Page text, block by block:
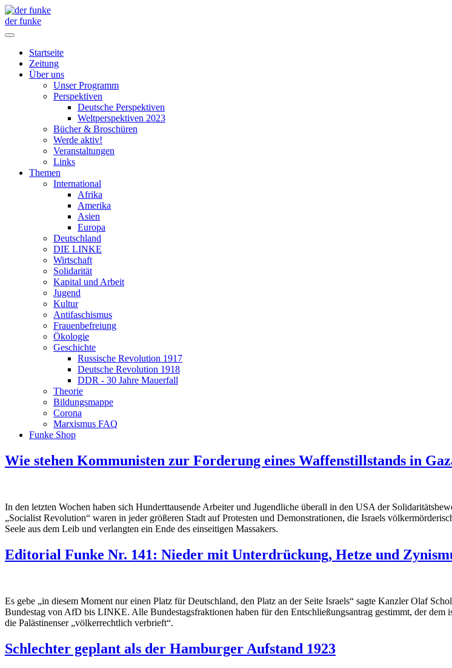
der funke
Startseite
Zeitung
Über uns
Unser Programm
Perspektiven
Deutsche Perspektiven
Weltperspektiven 2023
Bücher & Broschüren
Werde aktiv!
Veranstaltungen
Links
Themen
International
Afrika
Amerika
Asien
Europa
Deutschland
DIE LINKE
Wirtschaft
Solidarität
Kapital und Arbeit
Jugend
Kultur
Antifaschismus
Frauenbefreiung
Ökologie
Geschichte
Russische Revolution 1917
Deutsche Revolution 1918
DDR - 30 Jahre Mauerfall
Theorie
Bildungsmappe
Corona
Marxismus FAQ
Funke Shop
Wie stehen Kommunisten zur Forderung eines Waffenstillstands in
In den letzten Wochen haben sich Hunderttausende Arbeiter und Jugendliche überall in den USA der
„Socialist Revolution“ waren in jeder größeren Stadt auf Protesten und Demonstrationen, die Israels
Seele aus dem Leib und verlangten ein Ende des einseitigen Massakers.
Editorial Funke Nr. 141: Nieder mit Unterdrückung, Hetze und
Es gebe „in diesem Moment nur einen Platz für Deutschland, den Platz an der Seite Israels“ sagte Kanzler Olaf
Bundestag von AfD bis LINKE. Alle Bundestagsfraktionen haben für den Entschließungsantrag gestimmt, der dem
die Palästinenser „völkerrechtlich verbrieft“.
Schlechter geplant als der Hamburger Aufstand 1923